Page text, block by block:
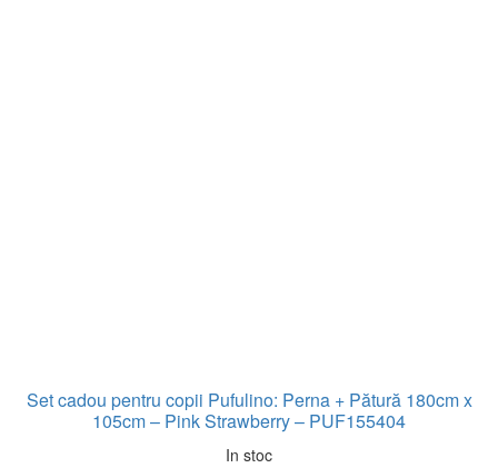
Set cadou pentru copii Pufulino: Perna + Pătură 180cm x
105cm – Pink Strawberry – PUF155404
In stoc